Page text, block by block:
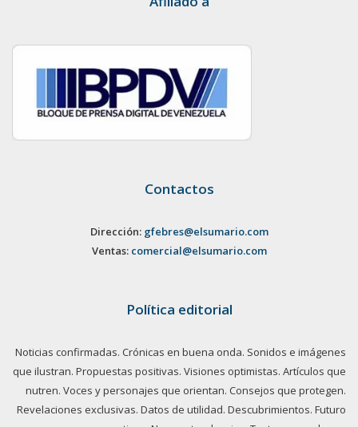
Contactos
Dirección: gfebres@elsumario.com
Ventas: comercial@elsumario.com
Política editorial
Noticias confirmadas. Crónicas en buena onda. Sonidos e imágenes
que ilustran. Propuestas positivas. Visiones optimistas. Artículos que
nutren. Voces y personajes que orientan. Consejos que protegen.
Revelaciones exclusivas. Datos de utilidad. Descubrimientos. Futuro